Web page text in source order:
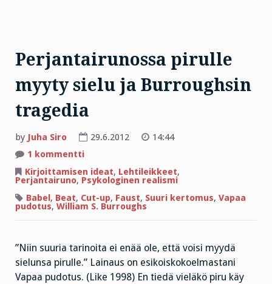
Perjantairunossa pirulle
myyty sielu ja Burroughsin
tragedia
by Juha Siro 29.6.2012
14:44
1 kommenttiartikkeliin
pirulle
myyty
sielu
ja
Burroughsin
Kirjoittamisen ideat, Lehtileikkeet,
Perjantairuno, Psykologinen realismi
Babel, Beat, Cut-up, Faust, Suuri kertomus, Vapaa
pudotus, William S. Burroughs
”Niin suuria tarinoita ei enää ole, että voisi myydä
sielunsa pirulle.” Lainaus on esikoiskokoelmastani
Vapaa pudotus. (Like 1998) En tiedä vieläkö piru käy